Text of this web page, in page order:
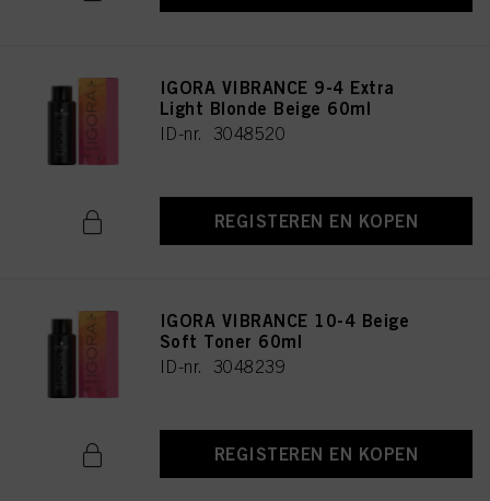
IGORA VIBRANCE 9-4 Extra
Light Blonde Beige 60ml
ID-nr. 3048520
REGISTEREN EN KOPEN
IGORA VIBRANCE 10-4 Beige
Soft Toner 60ml
ID-nr. 3048239
REGISTEREN EN KOPEN